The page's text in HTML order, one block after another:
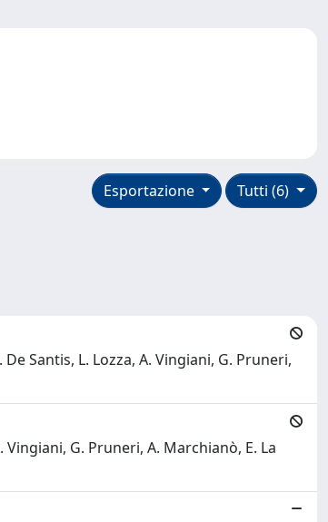
Tutti (6)
Esportazione
Santis, L. Lozza, A. Vingiani, G. Pruneri,
Vingiani, G. Pruneri, A. Marchianò, E. La